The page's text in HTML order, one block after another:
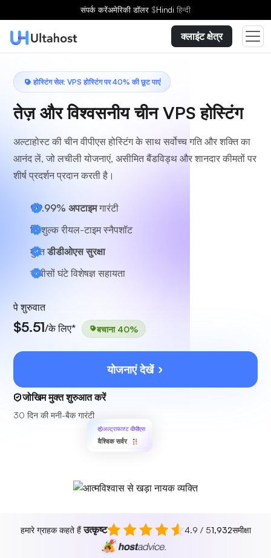
संपर्क करेंअमेरिकी डॉलर $Hindi हिन्दी
क्लाइंट क्षेत्र
होस्टिंग सेल: VPS होस्टिंग पर 40% की छूट पाएं
तेज़ और विश्वसनीय चीन VPS होस्टिंग
अल्टाहोस्ट की चीन वीपीएस होस्टिंग के साथ सर्वोच्च गति और शक्ति का
आनंद लें, जो लचीली योजनाएं, असीमित बैंडविड्थ और शानदार कीमतों पर
शीर्ष प्रदर्शन प्रदान करती है।
99.99% अपटाइमगारंटी
निःशुल्क रीयल-टाइम स्नैपशॉट
मुफ़्तडीडीओएस सुरक्षा
चौबीसों घंटेविशेषज्ञ सहायता
पे शुरुवात
$5.51/के लिए* बचाना 40%
योजनाएं देखें
जोखिम मुक्त शुरुआत करें
30 दिन की मनी-बैक गारंटी
अल्ट्राफास्ट वीपीएस
वैश्विक सर्वर
हमारे ग्राहक कहते हैंउत्कृष्ट 4.9 / 51,932समीक्षा